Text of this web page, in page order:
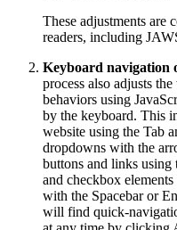
These adjustments are
readers, including
Keyboard navigation
process also adjusts
behaviors using
by the keyboard. This
website using the Tab
dropdowns with the
buttons and links using
and checkbox
with the Spacebar or
will find quick-